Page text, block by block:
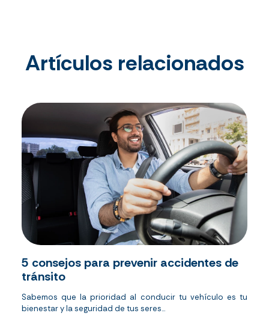
Artículos relacionados
5 consejos para prevenir accidentes de
tránsito
Sabemos que la prioridad al conducir tu vehículo es tu
bienestar y la seguridad de tus seres...